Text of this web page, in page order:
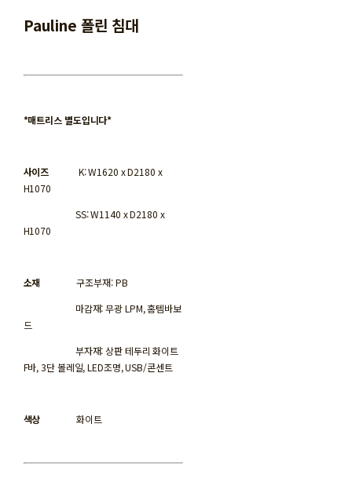
Pauline 폴린 침대
*매트리스 별도입니다*
사이즈
K: W1620 x D2180 x
H1070
SS: W1140 x D2180 x
H1070
소재 구조부재: PB
마감재: 무광 LPM, 홈템바보
드
부자재: 상판 테두리 화이트
F바, 3단 볼레일, LED조명, USB/콘센트
색상 화이트